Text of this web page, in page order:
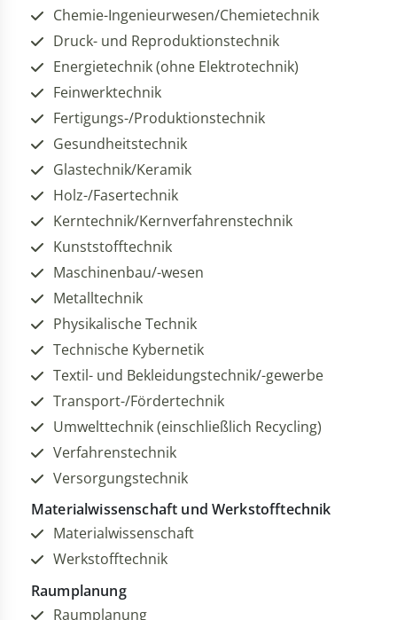
Chemie-Ingenieurwesen/Chemietechnik
Druck- und Reproduktionstechnik
Energietechnik (ohne Elektrotechnik)
Feinwerktechnik
Fertigungs-/Produktionstechnik
Gesundheitstechnik
Glastechnik/Keramik
Holz-/Fasertechnik
Kerntechnik/Kernverfahrenstechnik
Kunststofftechnik
Maschinenbau/-wesen
Metalltechnik
Physikalische Technik
Technische Kybernetik
Textil- und Bekleidungstechnik/-gewerbe
Transport-/Fördertechnik
Umwelttechnik (einschließlich Recycling)
Verfahrenstechnik
Versorgungstechnik
Materialwissenschaft und Werkstofftechnik
Materialwissenschaft
Werkstofftechnik
Raumplanung
Raumplanung